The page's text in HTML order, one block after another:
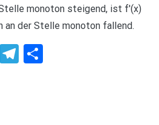
monoton steigend, ist f'(x)
an der Stelle monoton fallend.
WhatsApp
Telegram